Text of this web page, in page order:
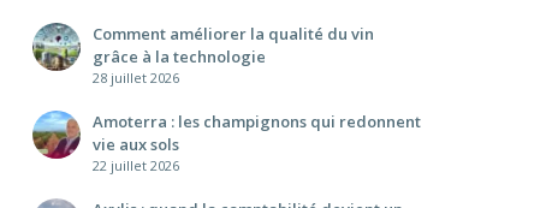
Comment améliorer la qualité du vin
grâce à la technologie
28 juillet 2026
Amoterra : les champignons qui redonnent
vie aux sols
22 juillet 2026